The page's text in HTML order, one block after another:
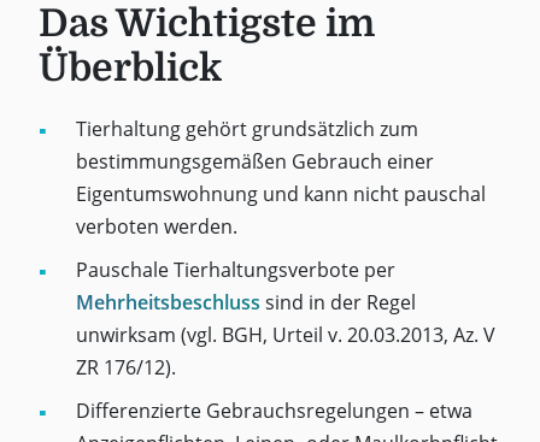
Das Wichtigste im
Überblick
Tierhaltung gehört grundsätzlich zum
bestimmungsgemäßen Gebrauch einer
Eigentumswohnung und kann nicht pauschal
verboten werden.
Pauschale Tierhaltungsverbote per
Mehrheitsbeschluss sind in der Regel
unwirksam (vgl. BGH, Urteil v. 20.03.2013, Az. V
ZR 176/12).
Differenzierte Gebrauchsregelungen – etwa